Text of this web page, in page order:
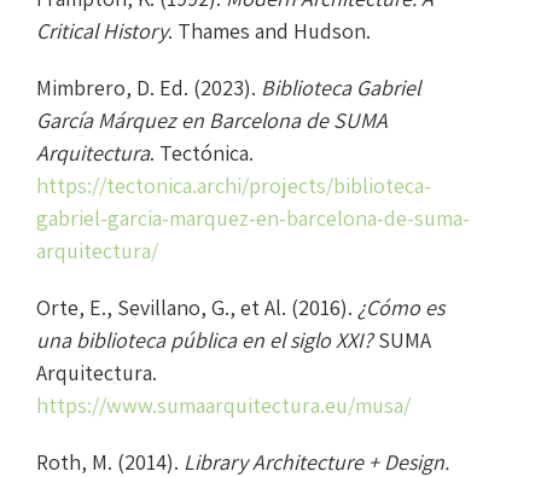
Critical History. Thames and Hudson.
Mimbrero, D. Ed. (2023). Biblioteca Gabriel
García Márquez en Barcelona de SUMA
Arquitectura. Tectónica.
https://tectonica.archi/projects/biblioteca-
gabriel-garcia-marquez-en-barcelona-de-suma-
arquitectura/
Orte, E., Sevillano, G., et Al. (2016). ¿Cómo es
una biblioteca pública en el siglo XXI?SUMA
Arquitectura.
https://www.sumaarquitectura.eu/musa/
Roth, M. (2014). Library Architecture + Design.